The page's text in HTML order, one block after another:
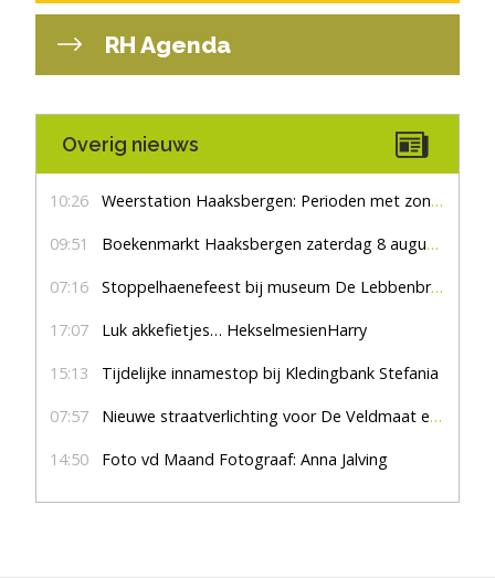
RH Agenda
Overig nieuws
10:26 Weerstation Haaksbergen: Perioden met zon en droog
09:51 Boekenmarkt Haaksbergen zaterdag 8 augustus, marktplein Haaksbergen
07:16 Stoppelhaenefeest bij museum De Lebbenbrugge
17:07 Luk akkefietjes… HekselmesienHarry
15:13 Tijdelijke innamestop bij Kledingbank Stefania
07:57 Nieuwe straatverlichting voor De Veldmaat en De Pas
14:50 Foto vd Maand Fotograaf: Anna Jalving